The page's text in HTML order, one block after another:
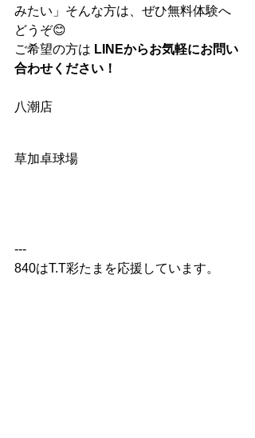
みたい」そんな方は、ぜひ無料体験へ
どうぞ😊
ご希望の方は LINEからお気軽にお問い
合わせください！
八潮店
草加卓球場
---
840はT.T彩たまを応援しています。